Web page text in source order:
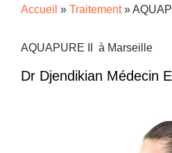
Accueil » Traitement»
AQUAPURE II à Marseille
Dr Djendikian Médecin